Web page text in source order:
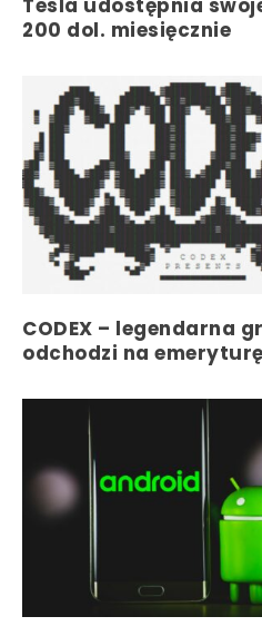
Tesla udostępnia
200 dol. miesięcznie
CODEX – legendarna
odchodzi na emeryturę